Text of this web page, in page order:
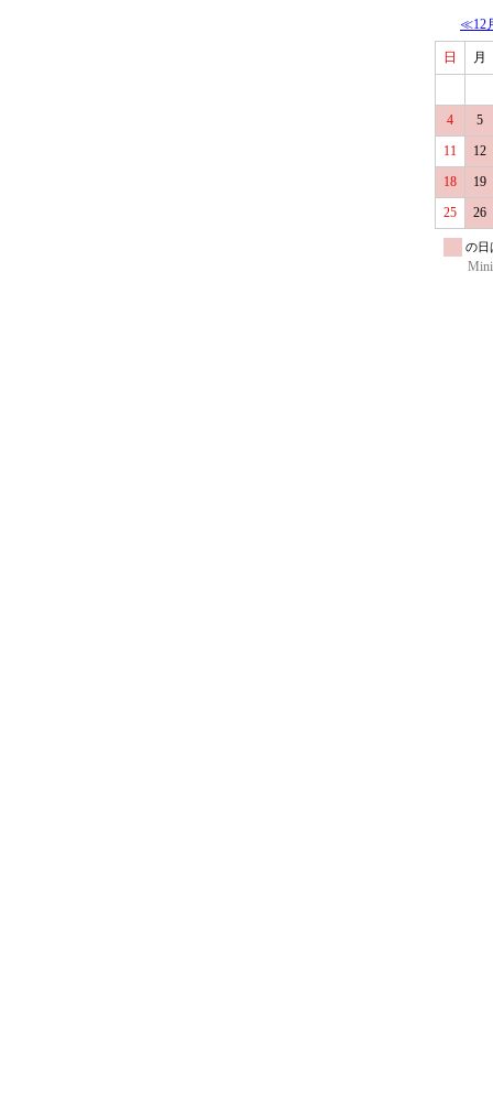
≪12
日 月
4
5
11
12
18
19
25
26
の日